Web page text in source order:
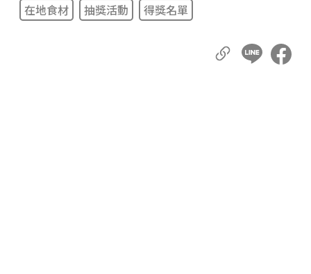
在地食材
抽獎活動 得獎名單